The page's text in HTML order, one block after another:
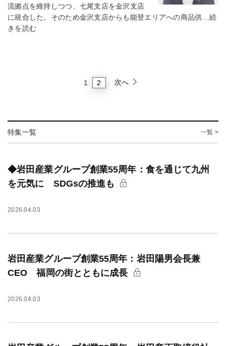
流拠点を維持しつつ、七尾支店を金沢支店
に統合した。そのため金沢支店からも能登エリアへの商品供…続
きを読む
1 2 次へ
特集一覧 一覧 >
◆岩田産業グループ創業55周年：食を通じて九州
を元気に SDGsの推進も
2026.04.03
岩田産業グループ創業55周年：岩田陽男会長兼
CEO 福岡の街とともに成長
2026.04.03